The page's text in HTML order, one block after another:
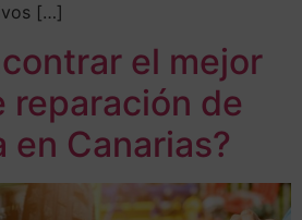
[…]
el mejor
reparación de
en Canarias?